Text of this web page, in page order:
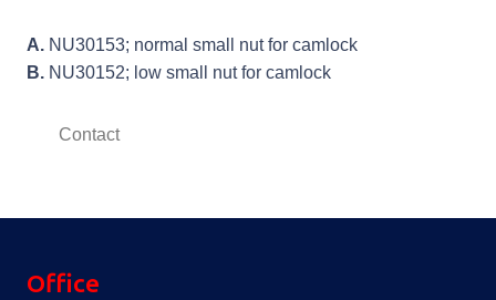
A. NU30153; normal small nut for camlock
B. NU30152; low small nut for camlock
Contact
Office